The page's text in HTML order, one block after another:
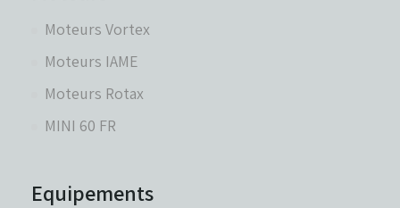
Moteurs Vortex
Moteurs IAME
Moteurs Rotax
MINI 60 FR
Equipements